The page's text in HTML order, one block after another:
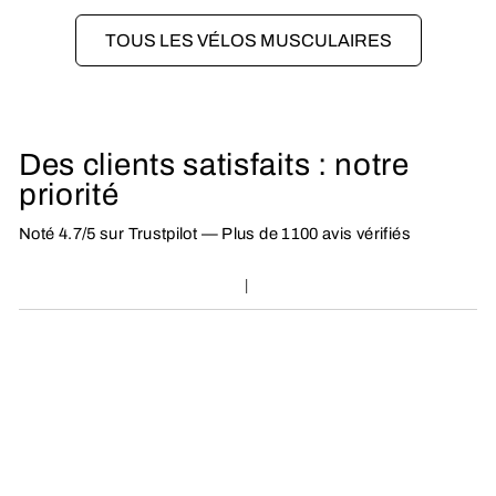
TOUS LES VÉLOS MUSCULAIRES
Des clients satisfaits : notre
priorité
Noté 4.7/5 sur Trustpilot — Plus de 1100 avis vérifiés